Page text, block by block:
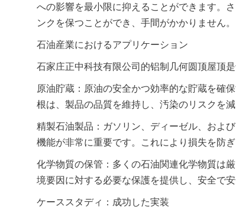
への影響を最小限に抑えることができます。
ンクを保つことができ、手間がかかりません。
石油産業におけるアプリケーション
石家庄正中科技有限公司的铝制几何圆顶屋顶
原油貯蔵：原油の安全かつ効率的な貯蔵を確
根は、製品の品質を維持し、汚染のリスクを
精製石油製品：ガソリン、ディーゼル、およ
機能が非常に重要です。これにより損失を防ぎ
化学物質の保管：多くの石油関連化学物質は
境要因に対する必要な保護を提供し、安全で安
ケーススタディ：成功した実装